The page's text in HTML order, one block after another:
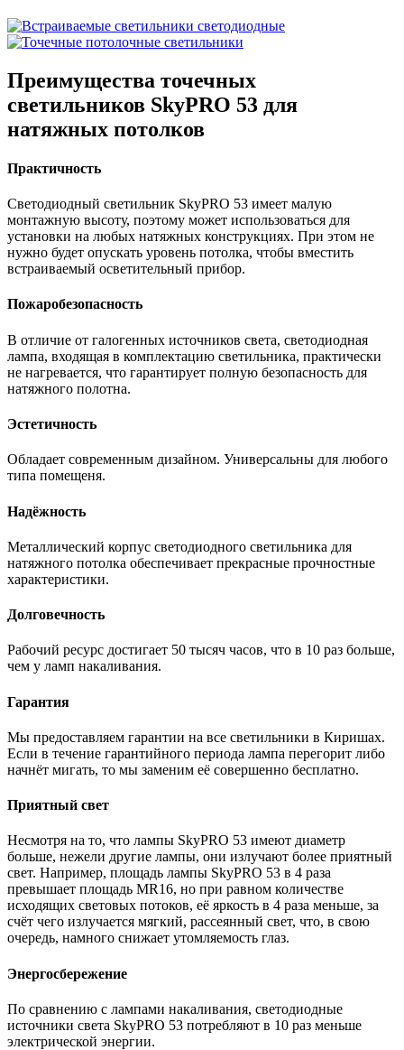
Преимущества точечных
светильников SkyPRO 53 для
натяжных потолков
Практичность
Светодиодный светильник SkyPRO 53 имеет малую
монтажную высоту, поэтому может использоваться для
установки на любых натяжных конструкциях. При этом не
нужно будет опускать уровень потолка, чтобы вместить
встраиваемый осветительный прибор.
Пожаробезопасность
В отличие от галогенных источников света, светодиодная
лампа, входящая в комплектацию светильника, практически
не нагревается, что гарантирует полную безопасность для
натяжного полотна.
Эстетичность
Обладает современным дизайном. Универсальны для любого
типа помещеня.
Надёжность
Металлический корпус светодиодного светильника для
натяжного потолка обеспечивает прекрасные прочностные
характеристики.
Долговечность
Рабочий ресурс достигает 50 тысяч часов, что в 10 раз больше,
чем у ламп накаливания.
Гарантия
Мы предоставляем гарантии на все светильники в Киришах.
Если в течение гарантийного периода лампа перегорит либо
начнёт мигать, то мы заменим её совершенно бесплатно.
Приятный свет
Несмотря на то, что лампы SkyPRO 53 имеют диаметр
больше, нежели другие лампы, они излучают более приятный
свет. Например, площадь лампы SkyPRO 53 в 4 раза
превышает площадь MR16, но при равном количестве
исходящих световых потоков, её яркость в 4 раза меньше, за
счёт чего излучается мягкий, рассеянный свет, что, в свою
очередь, намного снижает утомляемость глаз.
Энергосбережение
По сравнению с лампами накаливания, светодиодные
источники света SkyPRO 53 потребляют в 10 раз меньше
электрической энергии.